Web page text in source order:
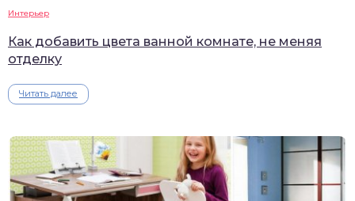
Интерьер
Как добавить цвета ванной комнате, не меняя
отделку
Читать далее